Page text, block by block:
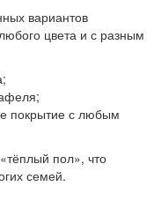
вариантов
цвета и с разным
покрытие с любым
пол», что
семей.